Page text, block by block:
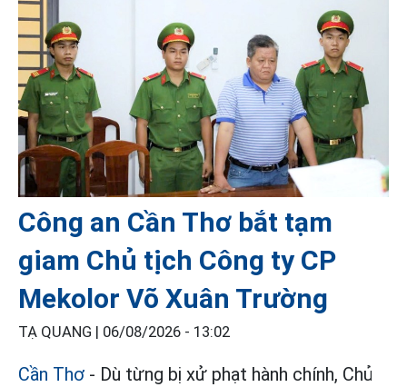
Công an Cần Thơ bắt tạm
giam Chủ tịch Công ty CP
Mekolor Võ Xuân Trường
TẠ QUANG | 06/08/2026 - 13:02
Cần Thơ - Dù từng bị xử phạt hành chính, Chủ